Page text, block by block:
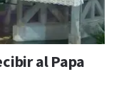
al Papa